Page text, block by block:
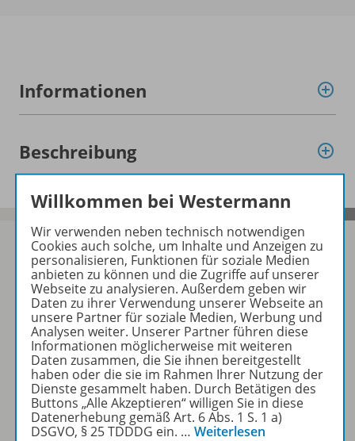
Informationen
Beschreibung
Sofort profitieren
Zum Newsletter anmelden
Folgen Sie uns auf Social Media
Willkommen bei Westermann
Wir verwenden neben technisch notwendigen
Cookies auch solche, um Inhalte und Anzeigen zu
personalisieren, Funktionen für soziale Medien
anbieten zu können und die Zugriffe auf unserer
Webseite zu analysieren. Außerdem geben wir
Daten zu ihrer Verwendung unserer Webseite an
unsere Partner für soziale Medien, Werbung und
Analysen weiter. Unserer Partner führen diese
Informationen möglicherweise mit weiteren
Daten zusammen, die Sie ihnen bereitgestellt
haben oder die sie im Rahmen Ihrer Nutzung der
Dienste gesammelt haben. Durch Betätigen des
Buttons „Alle Akzeptieren“ willigen Sie in diese
Datenerhebung gemäß Art. 6 Abs. 1 S. 1 a)
DSGVO, § 25 TDDDG ein. … Weiterlesen